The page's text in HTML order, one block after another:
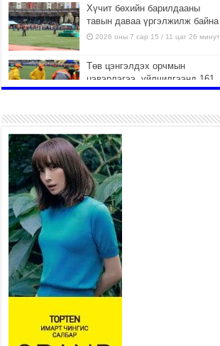
Хүчит бөхийн барилдааны
тавын даваа үргэлжилж байна
2026 оны 7 сар 15 / 11 цаг 26 минут
Төв цэнгэлдэх орчмын
цэвэрлэгээ, үйлчилгээнд 161
ажилтан, 27 техниктэй
2026 оны 7 сар 15 / 11 цаг 22 минут
Наадмын амралтын өдрүүдэд
нийслэлийн эрүүл мэндийн
байгууллагууд дараах
хуваарийн дагуу ажиллана
2026 оны 7 сар 15 / 11 цаг 18 минут
Үндэсний их баяр наадам
эхэллээ
2026 оны 7 сар 15 / 11 цаг 14 минут
Үер усны аюулаас сэргийлж, нийслэлийн Онцгой
байдлын газрын 162 алба хаагч үүрэг гүйцэтгэж
байна
2026 оны 7 сар 15 / 11 цаг 07 минут
Үндэсний их сурын харваанд 850 харваач цэц